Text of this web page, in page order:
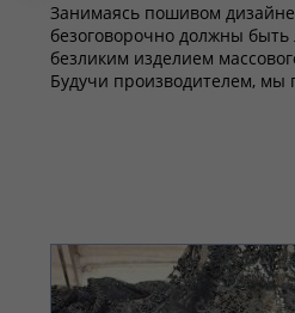
Занимаясь пошивом
безоговорочно должны
безликим изделием
Будучи производителем, мы